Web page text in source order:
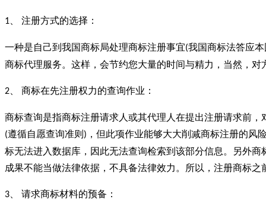
1 、 注册方式的选择：
一种是自己到我国商标局处理商标注册事宜(我国商标法答应
商标代理服务。这样，会节约您大量的时间与精力，当然，对
2 、 商标在先注册权力的查询作业：
商标查询是指商标注册请求人或其代理人在提出注册请求前
(遵循自愿查询准则 ) ，但此项作业能够大大削减商标注册的
标无法进入数据库，因此无法查询检索到该部分信息。另外
成果不能当做法律依据，不具备法律效力。所以，注册商标
3 、 请求商标材料的预备：